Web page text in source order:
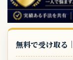
無料で受け取る